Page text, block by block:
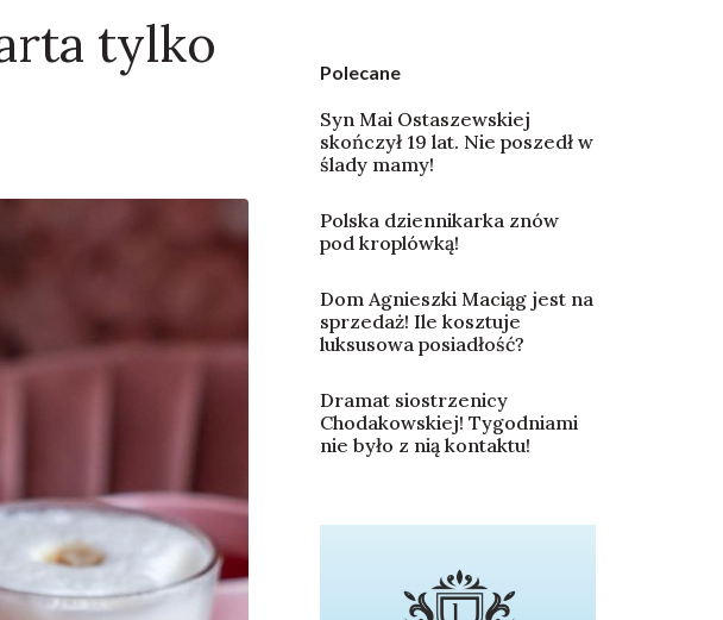
tylko
Polecane
Syn Mai Ostaszewskiej
skończył 19 lat. Nie poszedł w
ślady mamy!
Polska dziennikarka znów
pod kroplówką!
Dom Agnieszki Maciąg jest na
sprzedaż! Ile kosztuje
luksusowa posiadłość?
Dramat siostrzenicy
Chodakowskiej! Tygodniami
nie było z nią kontaktu!